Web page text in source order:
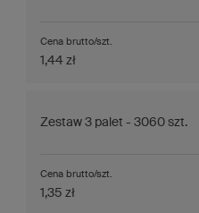
Cena brutto/szt.
1,44 zł
Zestaw 3 palet - 3060 szt.
Cena brutto/szt.
1,35 zł